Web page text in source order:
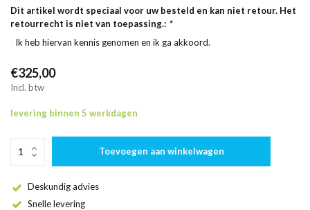
Dit artikel wordt speciaal voor uw besteld en kan niet retour. Het
retourrecht is niet van toepassing.: *
Ik heb hiervan kennis genomen en ik ga akkoord.
€325,00
Incl. btw
levering binnen 5 werkdagen
Toevoegen aan winkelwagen
Deskundig advies
Snelle levering